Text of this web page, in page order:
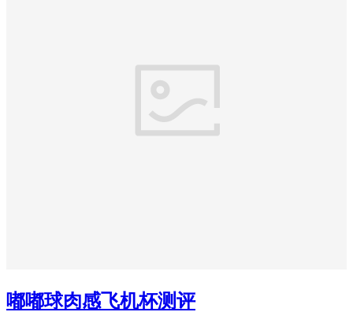
嘟嘟球肉感飞机杯测评